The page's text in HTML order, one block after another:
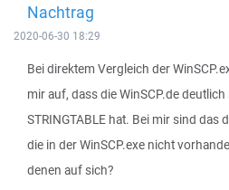
Nachtrag
2020-06-30 18:29
Bei direktem Vergleich der
mir auf, dass die WinSCP.de
STRINGTABLE hat. Bei mir sind das
die in der WinSCP.exe nicht
denen auf sich?